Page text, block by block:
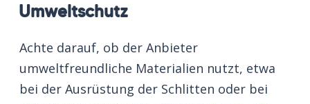
Umweltschutz
Achte darauf, ob der Anbieter
umweltfreundliche Materialien nutzt, etwa
bei der Ausrüstung der Schlitten oder bei